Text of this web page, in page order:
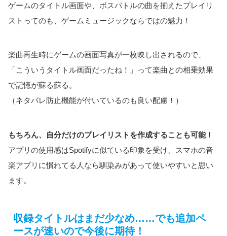
ゲームのタイトル画面や、ボスバトルの曲を揃えたプレイリ
ストってのも、ゲームミュージックならではの魅力！
楽曲再生時にゲームの画面写真が一枚映し出されるので、
「こういうタイトル画面だったね！」って楽曲との相乗効果
で記憶が蘇る蘇る。
（ネタバレ防止機能が付いているのも良い配慮！）
もちろん、自分だけのプレイリストを作成することも可能！
アプリの使用感はSpotifyに似ている印象を受け、スマホの音
楽アプリに慣れてる人なら馴染みがあって使いやすいと思い
ます。
収録タイトルはまだ少なめ……でも追加ペ
ースが速いので今後に期待！